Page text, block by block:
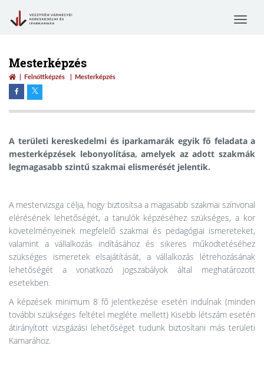
Toggle
Mesterképzés
Felnőttképzés Mesterképzés
A területi kereskedelmi és iparkamarák egyik fő feladata a
mesterképzések lebonyolítása, amelyek az adott szakmák
legmagasabb szintű szakmai elismerését jelentik.
A mestervizsga célja, hogy biztosítsa a magasabb szakmai színvonal
elérésének lehetőségét, a tanulók képzéséhez szükséges, a kor
követelményeinek megfelelő szakmai és pedagógiai ismereteket,
valamint a vállalkozás indításához és sikeres működtetéséhez
szükséges ismeretek elsajátítását, a vállalkozás létrehozásának
lehetőségét a vonatkozó jogszabályok által meghatározott
esetekben.
A képzések minimum 8 fő jelentkezése esetén indulnak (minden
további szükséges feltétel megléte mellett) Kisebb létszám esetén
átirányított vizsgázási lehetőséget tudunk biztosítani más területi
Kamarához.